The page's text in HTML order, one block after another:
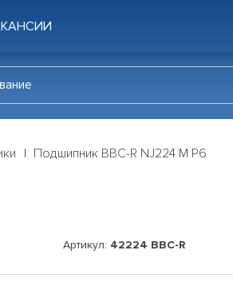
Подшипник BBC-R NJ224 M P6
Артикул: 42224 BBC-R